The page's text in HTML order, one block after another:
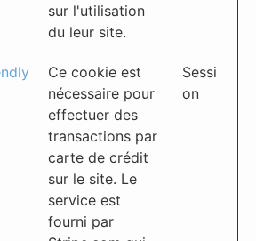
sur l'utilisation
du leur site.
Ce cookie est
nécessaire pour
effectuer des
transactions par
carte de crédit
sur le site. Le
service est
fourni par
Sessi
on